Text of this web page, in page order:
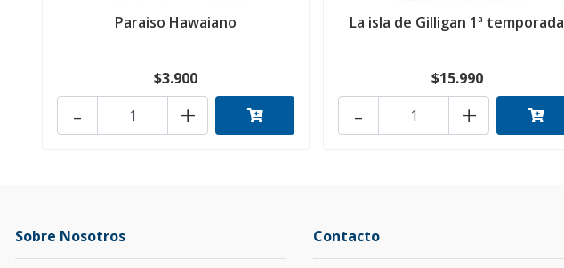
Paraiso Hawaiano
$3.900
+
-
La isla de Gilligan 1ª temporada
$15.990
+
-
Sobre Nosotros Contacto